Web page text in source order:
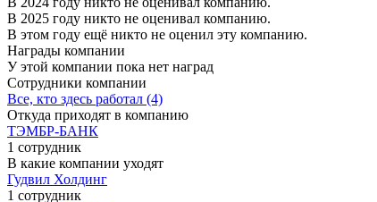
В 2025 году никто не оценивал компанию.
В этом году ещё никто не оценил эту компанию.
Награды компании
У этой компании пока нет наград
Сотрудники компании
Все, кто здесь работал (4)
Откуда приходят в компанию
ТЭМБР-БАНК
1 сотрудник
В какие компании уходят
Гудвил Холдинг
1 сотрудник